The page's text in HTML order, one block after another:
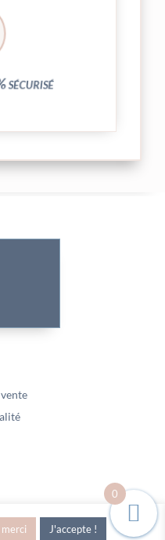
sécurisé
bancaire sont
au système
PayPlug.
J'accepte !
0